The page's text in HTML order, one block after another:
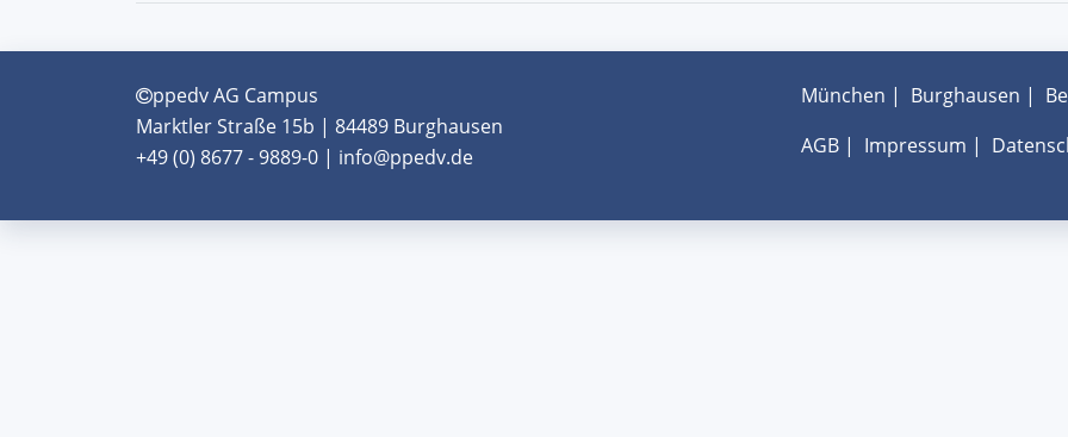
ppedv AG Campus
Marktler Straße 15b | 84489 Burghausen
+49 (0) 8677 - 9889-0 | info@ppedv.de
München | Burghausen |
AGB| Impressum |